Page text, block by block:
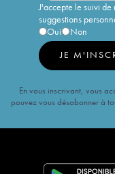
J'accepte le suivi
suggestions
Oui
Non
JE
En vous inscrivant, vous
pouvez vous désabonner à